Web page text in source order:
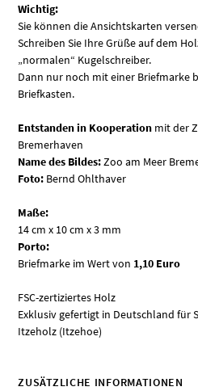
Wichtig:
Sie können die Ansichtskarten
Schreiben Sie Ihre Grüße auf dem
„normalen“ Kugelschreiber.
Dann nur noch mit einer Briefmarke
Briefkasten.
Entstanden in Kooperation mit der
Bremerhaven
Name des Bildes:Zoo am Meer
Foto: Bernd Ohlthaver
Maße:
14 cm x 10 cm x 3 mm
Porto:
Briefmarke im Wert von 1,10 Euro
FSC-zertiziertes Holz
Exklusiv gefertigt in Deutschland für
Itzeholz (Itzehoe)
ZUSÄTZLICHE INFORMATIONEN